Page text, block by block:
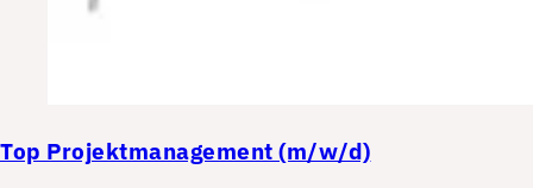
Top Projektmanagement (m/w/d)